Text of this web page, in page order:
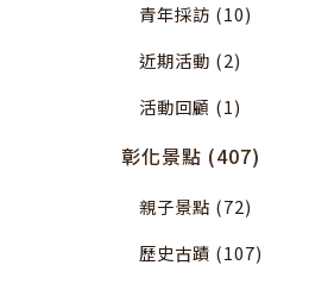
青年採訪 (10)
近期活動 (2)
活動回顧 (1)
彰化景點 (407)
親子景點 (72)
歷史古蹟 (107)